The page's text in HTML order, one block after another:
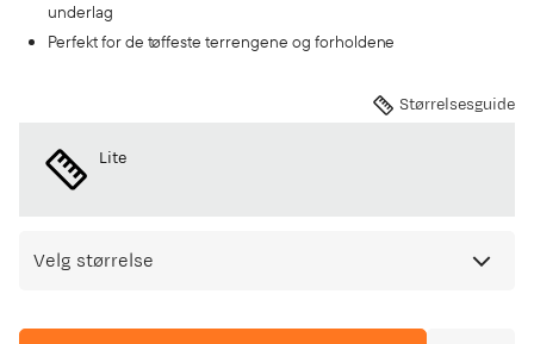
underlag
Perfekt for de tøffeste terrengene og forholdene
Størrelsesguide
Lite
Velg størrelse